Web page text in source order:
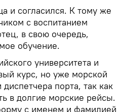
и согласился. К тому же
с воспитанием
в свою очередь,
обучение.
университета и
курс, но уже морской
порта, так как
в долгие морские рейсы.
с именем и фамилией